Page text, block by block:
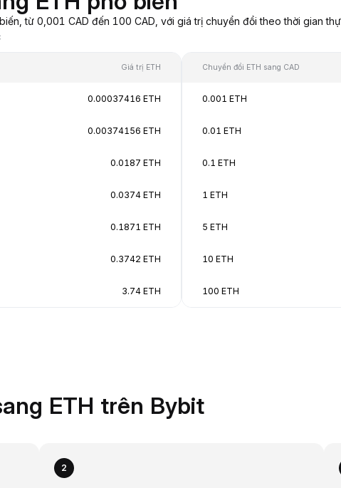
từ 0,001 CAD đến 100 CAD, với giá trị chuyển đổi theo thời gian
Giá trị ETH
0.00037416 ETH
0.00374156 ETH
0.0187 ETH
0.0374 ETH
0.1871 ETH
0.3742 ETH
3.74 ETH
Chuyển đổi ETH sang CAD
0.001 ETH
0.01 ETH
0.1 ETH
1 ETH
5 ETH
10 ETH
100 ETH
ETH trên Bybit
2